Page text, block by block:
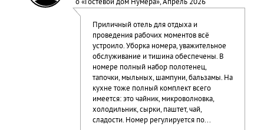
о «Гостевой дом Нумера», Апрель 2026
Приличный отель для отдыха и
проведения рабочих моментов всё
устроило. Уборка номера, уважительное
обслуживание и тишина обеспечены. В
номере полный набор полотенец,
тапочки, мыльных, шампуни, бальзамы. На
кухне тоже полный комплект всего
имеется: это чайник, микроволновка,
холодильник, сырки, паштет, чай,
сладости. Номер регулируется по...